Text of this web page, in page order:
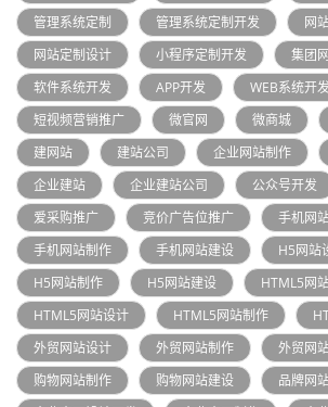
管理系统定制
管理系统定制开发
网
网站定制设计
小程序定制开发
集团
软件系统开发
APP开发 WEB系统开发
短视频营销推广
微官网 微商城
建网站
建站公司 企业网站制作
企业建站
企业建站公司 公众号开发
爱采购推广
竞价广告位推广
手机网
手机网站制作
手机网站建设
H5网站
H5网站制作
H5网站建设
HTML5网
HTML5网站设计
HTML5网站制作
外贸网站设计
外贸网站制作
外贸网
购物网站制作
购物网站建设
品牌网